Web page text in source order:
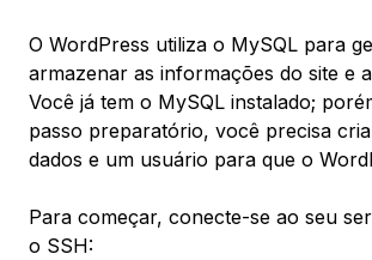
O WordPress utiliza o MySQL para
armazenar as informações do site e
Você já tem o MySQL instalado;
passo preparatório, você precisa
dados e um usuário para que o
Para começar, conecte-se ao seu
o SSH: